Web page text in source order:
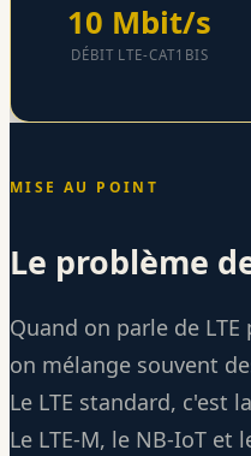
10 Mbit/s
DÉBIT LTE-CAT1BIS
MISE AU POINT
Le problème
Quand on parle de
on mélange souvent
Le LTE standard, c'est
Le LTE-M, le NB-IoT et